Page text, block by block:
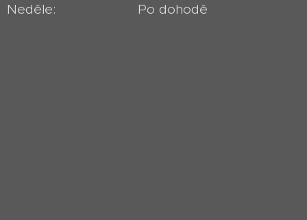
Neděle: Po dohodě